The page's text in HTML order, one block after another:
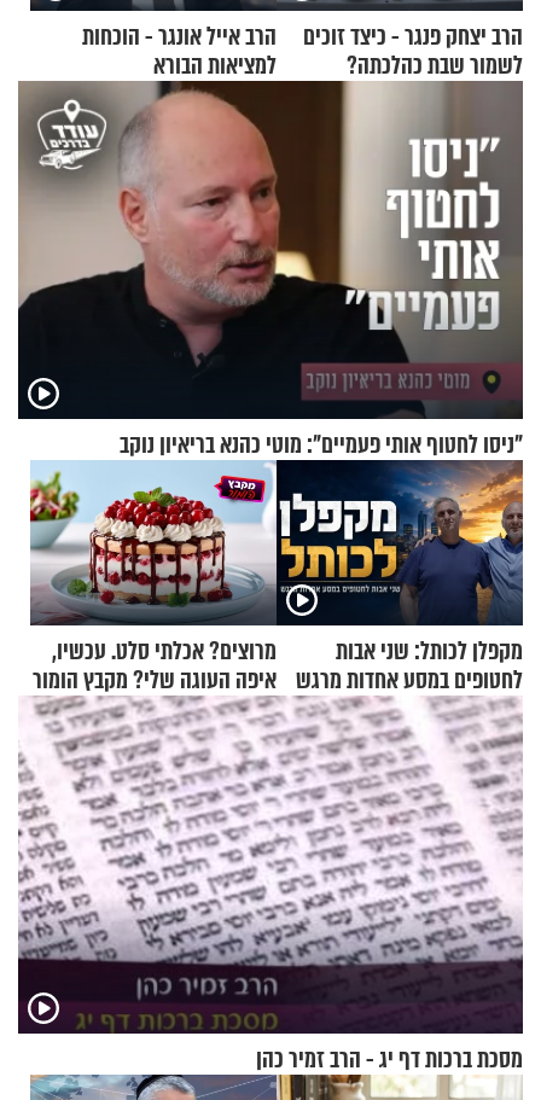
הרב יצחק פנגר - כיצד זוכים
לשמור שבת כהלכתה?
הרב אייל אונגר - הוכחות
למציאות הבורא
"ניסו לחטוף אותי פעמיים": מוטי כהנא בריאיון נוקב
מקפלן לכותל: שני אבות
לחטופים במסע אחדות מרגש
מרוצים? אכלתי סלט. עכשיו,
איפה העוגה שלי? מקבץ הומור
כייפי מספר 1
מסכת ברכות דף יג - הרב זמיר כהן